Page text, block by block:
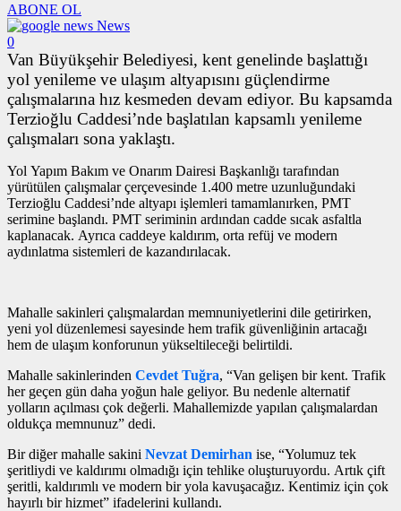
ABONE OL
News
0
Van Büyükşehir Belediyesi, kent genelinde başlattığı
yol yenileme ve ulaşım altyapısını güçlendirme
çalışmalarına hız kesmeden devam ediyor. Bu kapsamda
Terzioğlu Caddesi’nde başlatılan kapsamlı yenileme
çalışmaları sona yaklaştı.
Yol Yapım Bakım ve Onarım Dairesi Başkanlığı tarafından
yürütülen çalışmalar çerçevesinde 1.400 metre uzunluğundaki
Terzioğlu Caddesi’nde altyapı işlemleri tamamlanırken, PMT
serimine başlandı. PMT seriminin ardından cadde sıcak asfaltla
kaplanacak. Ayrıca caddeye kaldırım, orta refüj ve modern
aydınlatma sistemleri de kazandırılacak.
Mahalle sakinleri çalışmalardan memnuniyetlerini dile getirirken,
yeni yol düzenlemesi sayesinde hem trafik güvenliğinin artacağı
hem de ulaşım konforunun yükseltileceği belirtildi.
Mahalle sakinlerinden Cevdet Tuğra, “Van gelişen bir kent. Trafik
her geçen gün daha yoğun hale geliyor. Bu nedenle alternatif
yolların açılması çok değerli. Mahallemizde yapılan çalışmalardan
oldukça memnunuz” dedi.
Bir diğer mahalle sakini Nevzat Demirhan ise, “Yolumuz tek
şeritliydi ve kaldırımı olmadığı için tehlike oluşturuyordu. Artık çift
şeritli, kaldırımlı ve modern bir yola kavuşacağız. Kentimiz için çok
hayırlı bir hizmet” ifadelerini kullandı.